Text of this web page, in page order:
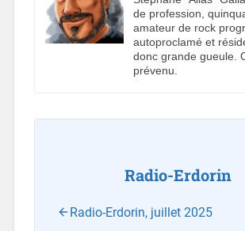
de profession,
amateur de rock
autoproclamé et
donc grande gueule.
prévenu.
Radio-Erdorin
Radio-Erdorin, juillet 2025